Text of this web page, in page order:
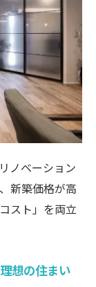
「見せる」
の費用と
場
える裏ワザ
を最大化す
ーションの
感
」
ノベーション
新築価格が高
スト」を両立
想の住まい